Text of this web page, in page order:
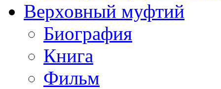
Верховный муфтий
Биография
Книга
Фильм